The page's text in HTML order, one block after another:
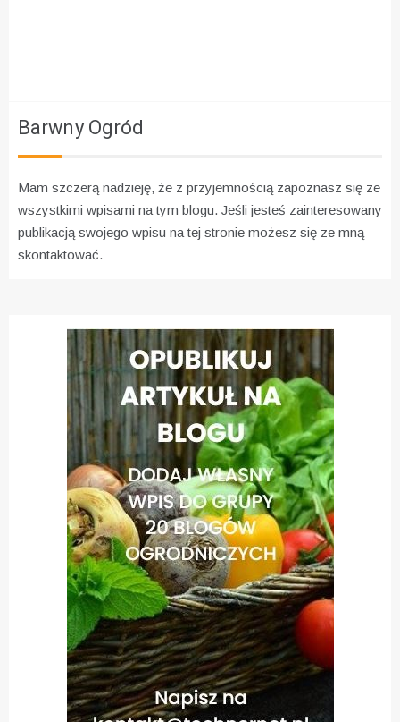
Barwny Ogród
Mam szczerą nadzieję, że z przyjemnością zapoznasz się ze
wszystkimi wpisami na tym blogu. Jeśli jesteś zainteresowany
publikacją swojego wpisu na tej stronie możesz się ze mną
skontaktować.